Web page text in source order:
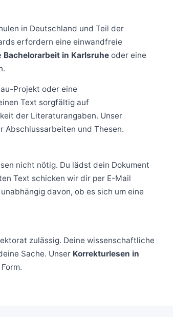
in Deutschland und Teil der
erfordern eine einwandfreie
Bachelorarbeit in Karlsruhe oder eine
Projekt oder eine
Text sorgfältig auf
der Literaturangaben. Unser
und Thesen.
nicht nötig. Du lädst dein Dokument
Text schicken wir dir per E-Mail
davon, ob es sich um eine
zulässig. Deine wissenschaftliche
Sache. Unser Korrekturlesen in